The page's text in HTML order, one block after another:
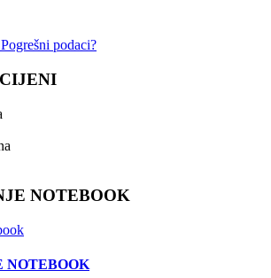
Pogrešni podaci?
NOTEBOOK
NOTEBOOK